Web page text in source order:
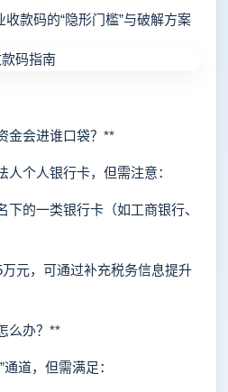
款码的“隐形门槛”与破解方案
会进谁口袋？**
个人银行卡，但需注意：
的一类银行卡（如工商银行、
，可通过补充税务信息提升
办？**
道，但需满足：